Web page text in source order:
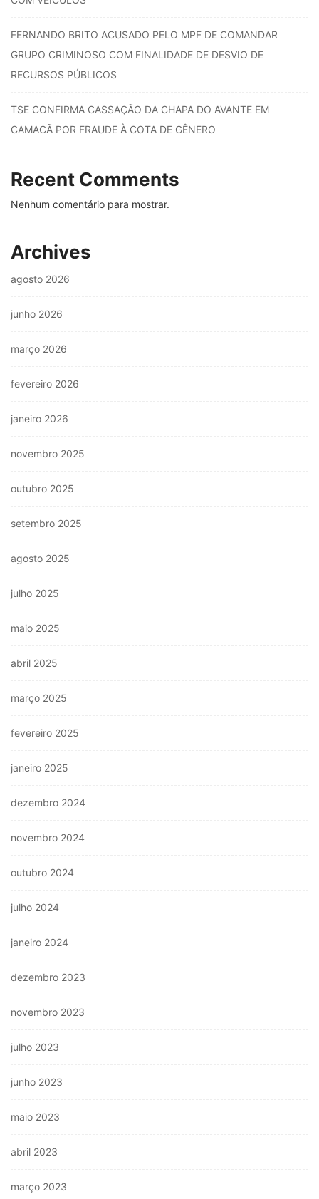
FERNANDO BRITO ACUSADO PELO MPF DE COMANDAR
GRUPO CRIMINOSO COM FINALIDADE DE DESVIO DE
RECURSOS PÚBLICOS
TSE CONFIRMA CASSAÇÃO DA CHAPA DO AVANTE EM
CAMACÃ POR FRAUDE À COTA DE GÊNERO
Recent Comments
Nenhum comentário para mostrar.
Archives
agosto 2026
junho 2026
março 2026
fevereiro 2026
janeiro 2026
novembro 2025
outubro 2025
setembro 2025
agosto 2025
julho 2025
maio 2025
abril 2025
março 2025
fevereiro 2025
janeiro 2025
dezembro 2024
novembro 2024
outubro 2024
julho 2024
janeiro 2024
dezembro 2023
novembro 2023
julho 2023
junho 2023
maio 2023
abril 2023
março 2023